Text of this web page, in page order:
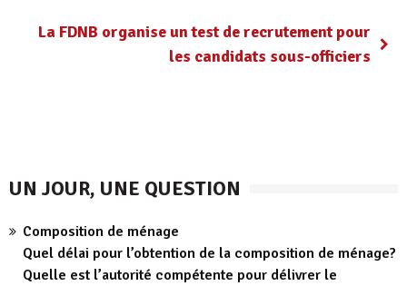
La FDNB organise un test de recrutement pour
les candidats sous-officiers
UN JOUR, UNE QUESTION
Composition de ménage
Quel délai pour l’obtention de la composition de ménage?
Quelle est l’autorité compétente pour délivrer le